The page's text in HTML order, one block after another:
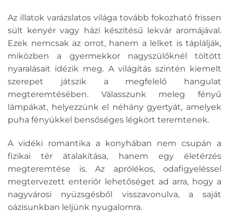
Az illatok varázslatos világa tovább fokozható frissen
sült kenyér vagy házi készítésű lekvár aromájával.
Ezek nemcsak az orrot, hanem a lelket is táplálják,
miközben a gyermekkor nagyszülőknél töltött
nyaralásait idézik meg. A világítás szintén kiemelt
szerepet játszik a megfelelő hangulat
megteremtésében. Válasszunk meleg fényű
lámpákat, helyezzünk el néhány gyertyát, amelyek
puha fényükkel bensőséges légkört teremtenek.
A vidéki romantika a konyhában nem csupán a
fizikai tér átalakítása, hanem egy életérzés
megteremtése is. Az aprólékos, odafigyeléssel
megtervezett enteriőr lehetőséget ad arra, hogy a
nagyvárosi nyüzsgésből visszavonulva, a saját
oázisunkban leljünk nyugalomra.